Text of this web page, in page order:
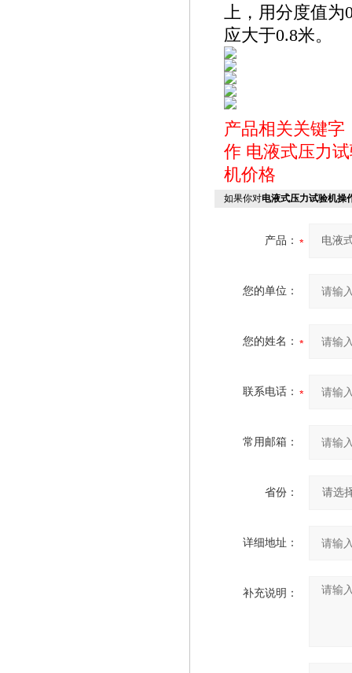
上，用分度值为
应大于0.8米。
产品相关关键
作 电液式压力
机价格
如果你对电液式压力试验机操
产品：
您的单位：
您的姓名：
联系电话：
常用邮箱：
省份：
详细地址：
补充说明：